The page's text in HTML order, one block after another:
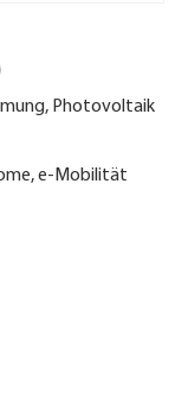
Photovoltaik
e-Mobilität